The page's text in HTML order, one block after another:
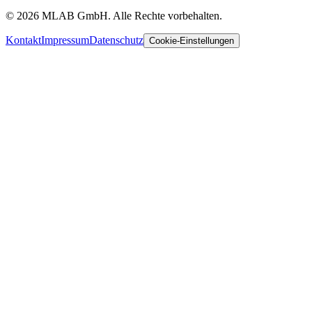
© 2026 MLAB GmbH. Alle Rechte vorbehalten.
KontaktImpressumDatenschutz Cookie-Einstellungen